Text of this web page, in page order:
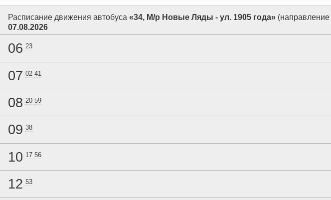
Расписание движения автобуса «34, М/р Новые Ляды - ул. 1905 года» (направление
07.08.2026
06 23
07 02 41
08 20 59
09 38
10 17 56
12 53